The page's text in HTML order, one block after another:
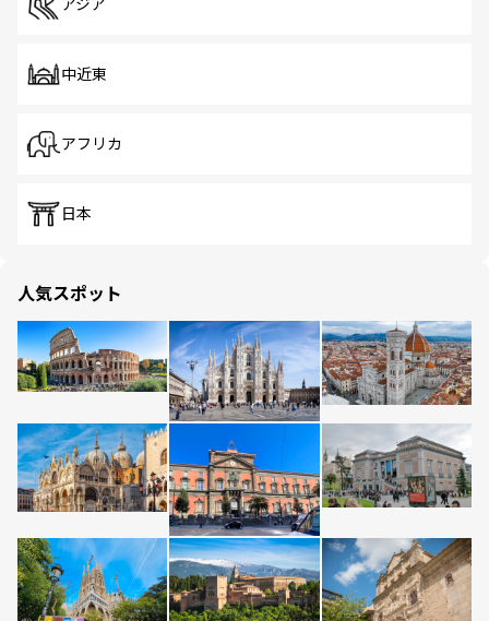
アジア
中近東
アフリカ
日本
人気スポット